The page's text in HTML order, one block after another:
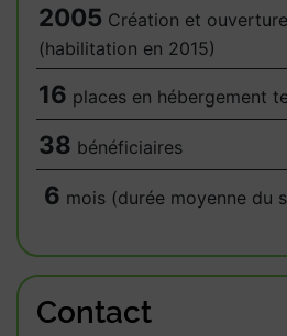
2005 Création et
(habilitation en 2015)
16 places en hébergement
38 bénéficiaires
6 mois (durée moyenne du
Contact